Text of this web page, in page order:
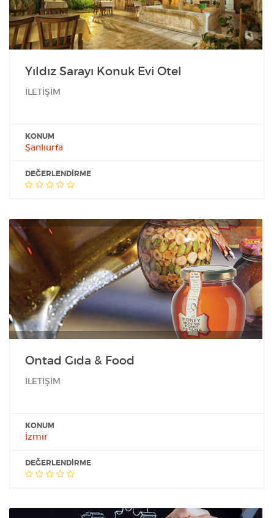
Yıldız Sarayı Konuk Evi Otel
İLETİŞİM
KONUM
Şanlıurfa
DEĞERLENDIRME
Ontad Gıda & Food
İLETİŞİM
KONUM
İzmir
DEĞERLENDIRME